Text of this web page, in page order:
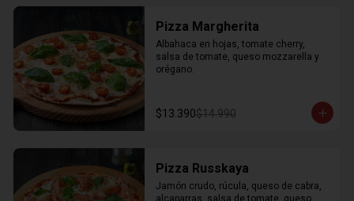
Pizza Margherita
Albahaca en hojas, tomate cherry,
salsa de tomate, queso mozzarella y
orégano.
$13.390$14.990
Pizza Russkaya
Jamón crudo, rúcula, queso de cabra,
alcaparras, salsa de tomate, queso